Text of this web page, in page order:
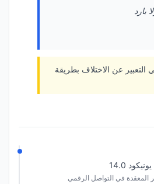
عن الاختلاف بطريقة
14.0
المعقدة في التواصل الرقمي